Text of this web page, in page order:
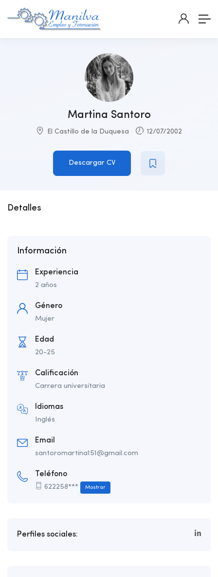
Martina Santoro
El Castillo de la Duquesa 12/07/2002
Descargar CV
Detalles
Información
Experiencia
2 años
Género
Mujer
Edad
20-25
Calificación
Carrera universitaria
Idiomas
Inglés
Email
santoromartina151@gmail.com
Teléfono
622258*** Mostrar
Perfiles sociales: